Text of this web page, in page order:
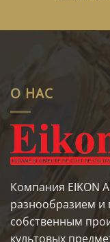
О НАС
Компания EIKON
разнообразием и
собственным
культовых